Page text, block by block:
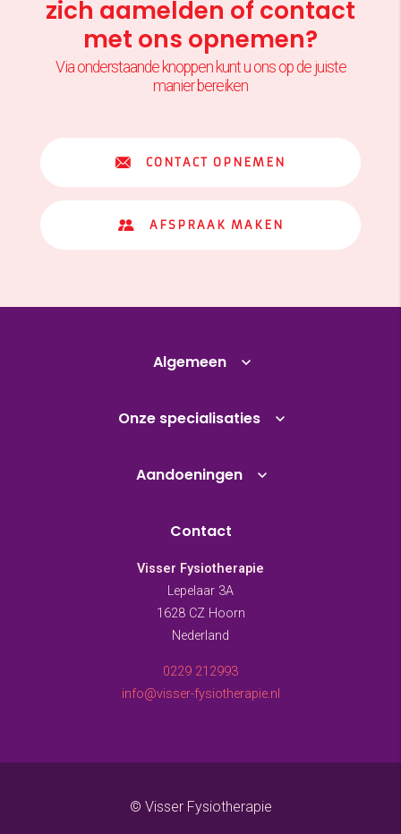
zich aamelden of contact
met ons opnemen?
Via onderstaande knoppen kunt u ons op de juiste
manier bereiken
CONTACT OPNEMEN
AFSPRAAK MAKEN
Algemeen
Onze specialisaties
Aandoeningen
Contact
Visser Fysiotherapie
Lepelaar 3A
1628 CZ Hoorn
Nederland
0229 212993
info@visser-fysiotherapie.nl
© Visser Fysiotherapie